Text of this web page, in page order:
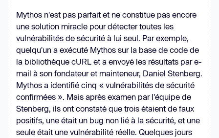
Mythos n'est pas parfait et ne constitue pas encore
une solution miracle pour détecter toutes les
vulnérabilités de sécurité à lui seul. Par exemple,
quelqu'un a exécuté Mythos sur la base de code de
la bibliothèque cURL et a envoyé les résultats par e-
mail à son fondateur et mainteneur, Daniel Stenberg.
Mythos a identifié cinq « vulnérabilités de sécurité
confirmées ». Mais après examen par l'équipe de
Stenberg, ils ont constaté que trois étaient de faux
positifs, une était un bug non lié à la sécurité, et une
seule était une vulnérabilité réelle. Quelques jours